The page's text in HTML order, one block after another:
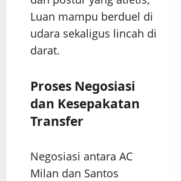
Luan mampu berduel di
udara sekaligus lincah di
darat.
Proses Negosiasi
dan Kesepakatan
Transfer
Negosiasi antara AC
Milan dan Santos